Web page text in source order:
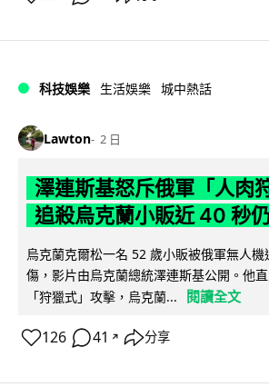
科技娛樂 生活娛樂 城中熱話
Lawton 2 日
澤連斯基怒斥俄軍「人肉
追殺烏克蘭小販近 40 秒
烏克蘭克爾松一名 52 歲小販被俄軍無人
傷，影片由烏克蘭總統澤連斯基公開。他
「狩獵式」攻擊，烏克蘭...
閱讀全文
126 41 ↗ 分享